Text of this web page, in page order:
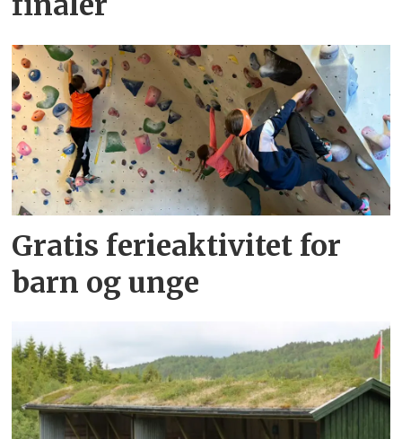
Gratis ferieaktivitet for
barn og unge